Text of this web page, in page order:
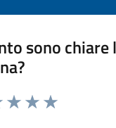
sono
1 a 5 stelle la pagina